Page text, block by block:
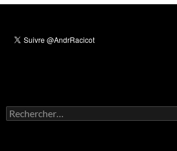
Rechercher :